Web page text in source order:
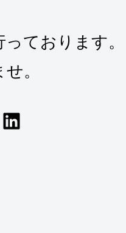
ております。
。
LinkedIn